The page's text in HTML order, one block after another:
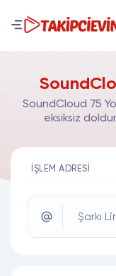
SoundCloud 75
eksiksiz
İŞLEM ADRESI
Şarkı